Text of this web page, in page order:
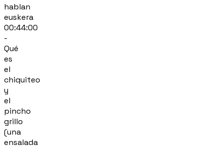
hablan
euskera
00:44:00
-
Qué
es
el
chiquiteo
y
el
pincho
grillo
(una
ensalada